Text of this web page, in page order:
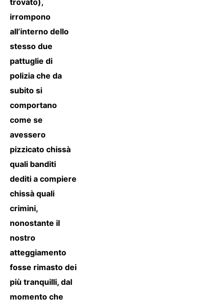
irrompono
all’interno dello
stesso due
pattuglie di
polizia che da
subito si
comportano
come se
avessero
pizzicato chissà
quali banditi
dediti a compiere
chissà quali
crimini,
nonostante il
nostro
atteggiamento
fosse rimasto dei
più tranquilli, dal
momento che